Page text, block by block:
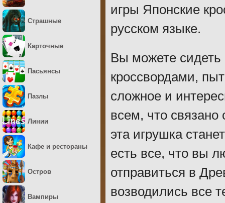
игры Японские
русском языке.
Вы можете сидеть
кроссвордами,
сложное и
всем, что
эта игрушка
есть все, что вы
отправиться в
возводились все
Страшные
Карточные
Пасьянсы
Пазлы
Линии
Кафе и рестораны
Остров
Вампиры